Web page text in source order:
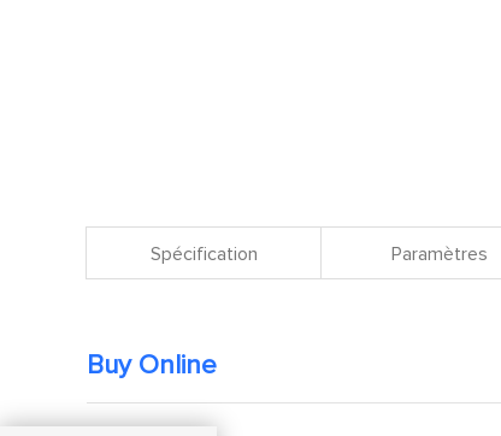
Spécification Paramètres
Buy Online